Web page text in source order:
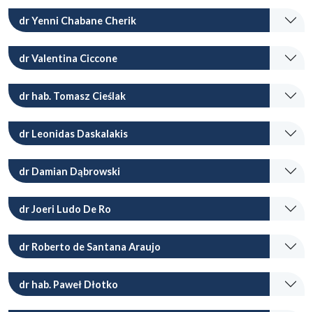
dr Yenni Chabane Cherik
dr Valentina Ciccone
dr hab. Tomasz Cieślak
dr Leonidas Daskalakis
dr Damian Dąbrowski
dr Joeri Ludo De Ro
dr Roberto de Santana Araujo
dr hab. Paweł Dłotko